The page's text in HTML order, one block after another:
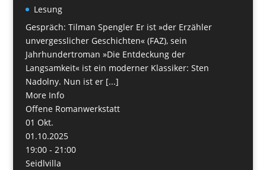
Lesung
Gespräch: Tilman Spengler Er ist »der Erzähler
unvergesslicher Geschichten« (FAZ), sein
Jahrhundertroman »Die Entdeckung der
Langsamkeit« ist ein moderner Klassiker: Sten
Nadolny. Nun ist er [...]
More Info
Offene Romanwerkstatt
01 Okt.
01.10.2025
19:00 - 21:00
Seidlvilla